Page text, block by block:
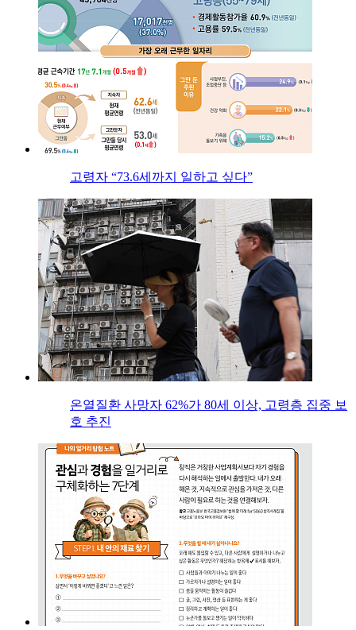
고령자 “73.6세까지 일하고 싶다”
온열질환 사망자 62%가 80세 이상, 고령층 집중 보
호 추진